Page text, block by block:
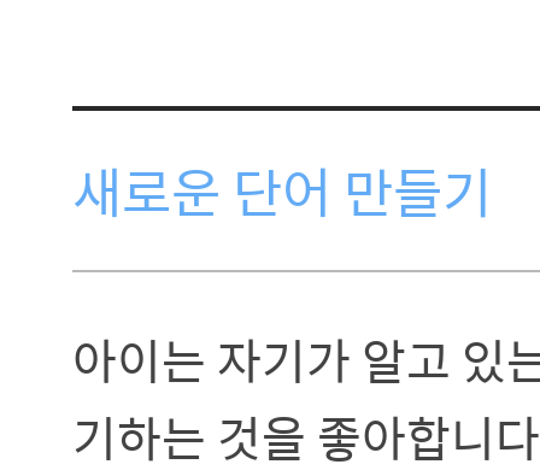
새로운 단어 만들기
아이는 자기가 알고 있
기하는 것을 좋아합니